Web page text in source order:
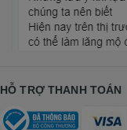
HỖ TRỢ THANH TOÁN